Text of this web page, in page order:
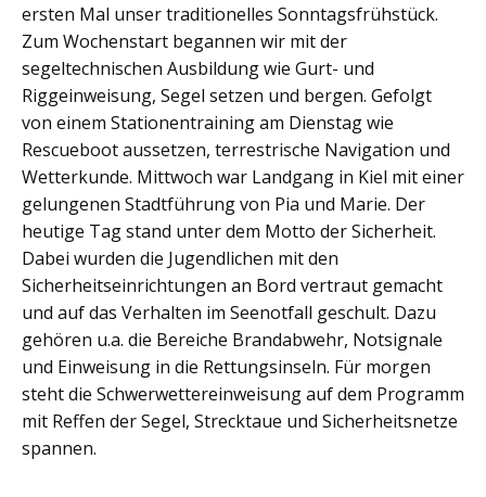
ersten Mal unser traditionelles Sonntagsfrühstück.
Zum Wochenstart begannen wir mit der
segeltechnischen Ausbildung wie Gurt- und
Riggeinweisung, Segel setzen und bergen. Gefolgt
von einem Stationentraining am Dienstag wie
Rescueboot aussetzen, terrestrische Navigation und
Wetterkunde. Mittwoch war Landgang in Kiel mit einer
gelungenen Stadtführung von Pia und Marie. Der
heutige Tag stand unter dem Motto der Sicherheit.
Dabei wurden die Jugendlichen mit den
Sicherheitseinrichtungen an Bord vertraut gemacht
und auf das Verhalten im Seenotfall geschult. Dazu
gehören u.a. die Bereiche Brandabwehr, Notsignale
und Einweisung in die Rettungsinseln. Für morgen
steht die Schwerwettereinweisung auf dem Programm
mit Reffen der Segel, Strecktaue und Sicherheitsnetze
spannen.